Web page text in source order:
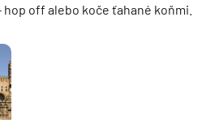
off alebo koče ťahané koňmi.